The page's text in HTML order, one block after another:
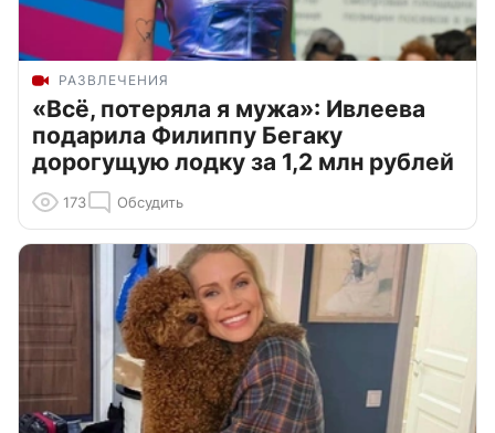
РАЗВЛЕЧЕНИЯ
«Всё, потеряла я мужа»: Ивлеева
подарила Филиппу Бегаку
дорогущую лодку за 1,2 млн рублей
173 Обсудить